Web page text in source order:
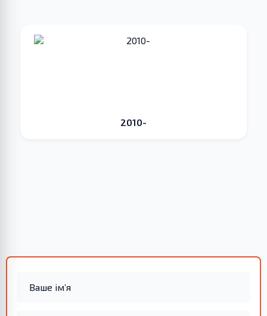
2010-